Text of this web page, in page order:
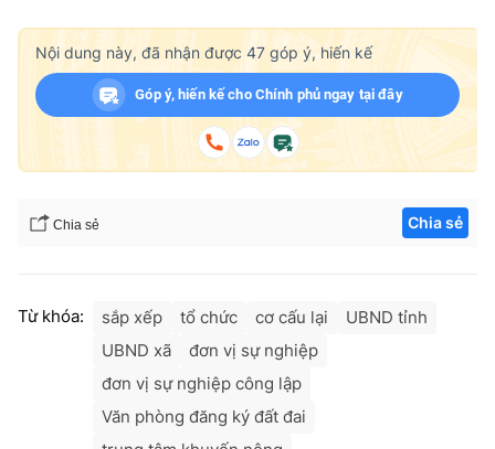
Nội dung này, đã nhận được 47 góp ý, hiến kế
Góp ý, hiến kế cho Chính phủ ngay tại đây
Chia sẻ Chia sẻ
Từ khóa: sắp xếp tổ chức cơ cấu lại
UBND tỉnh
UBND xã
đơn vị sự nghiệp
đơn vị sự nghiệp công lập
Văn phòng đăng ký đất đai